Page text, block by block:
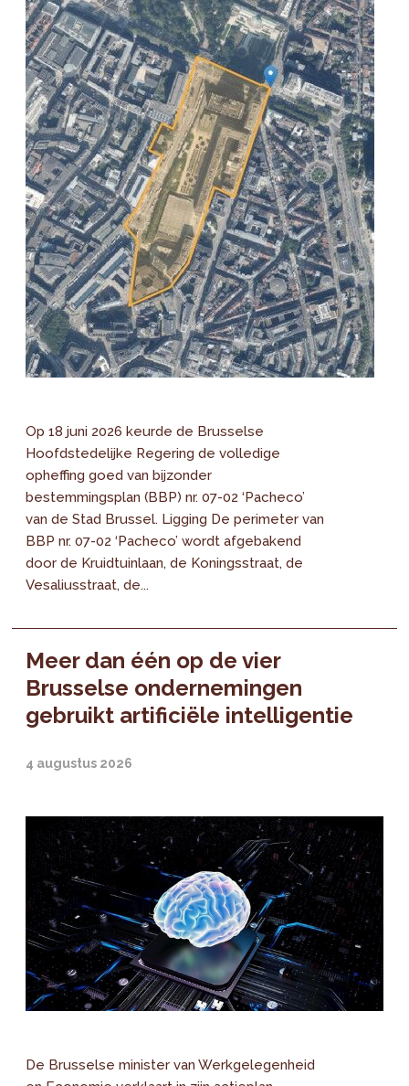
Op 18 juni 2026 keurde de Brusselse
Hoofdstedelijke Regering de volledige
opheffing goed van bijzonder
bestemmingsplan (BBP) nr. 07-02 ‘Pacheco’
van de Stad Brussel. Ligging De perimeter van
BBP nr. 07-02 ‘Pacheco’ wordt afgebakend
door de Kruidtuinlaan, de Koningsstraat, de
Vesaliusstraat, de...
Meer dan één op de vier
Brusselse ondernemingen
gebruikt artificiële intelligentie
4 augustus 2026
De Brusselse minister van Werkgelegenheid